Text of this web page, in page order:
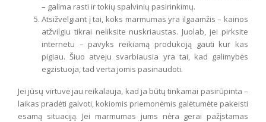
– galima rasti ir tokių spalvinių pasirinkimų.
Atsižvelgiant į tai, koks marmumas yra ilgaamžis – kainos
atžvilgiu tikrai neliksite nuskriaustas. Juolab, jei pirksite
internetu – pavyks reikiamą produkciją gauti kur kas
pigiau. Šiuo atveju svarbiausia yra tai, kad galimybės
egzistuoja, tad verta jomis pasinaudoti.
Jei jūsų virtuvė jau reikalauja, kad ja būtų tinkamai pasirūpinta –
laikas pradėti galvoti, kokiomis priemonėmis galėtumėte pakeisti
esamą situaciją. Jei marmumas jums nėra gerai pažįstamas